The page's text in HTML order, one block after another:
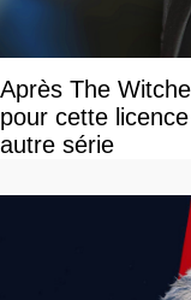
Après The
pour cette
autre série